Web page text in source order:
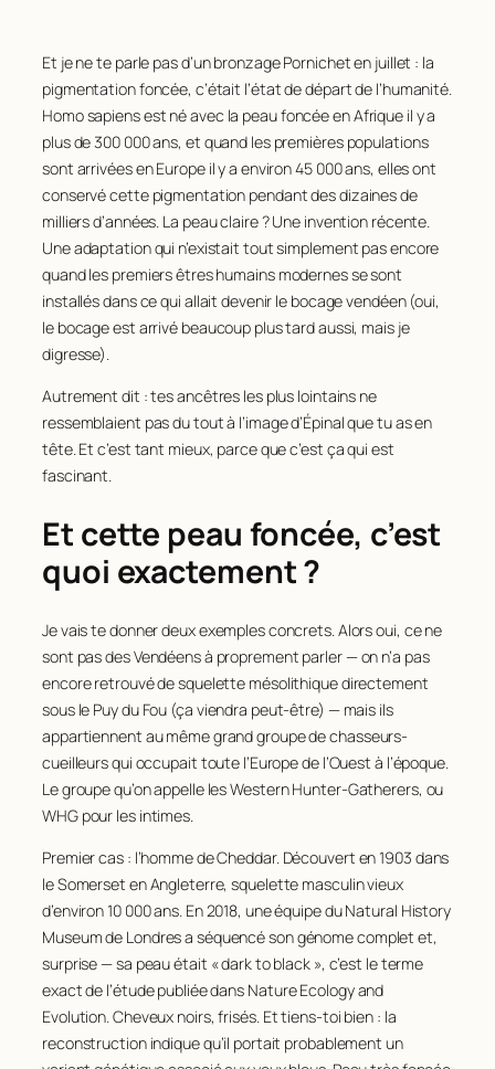
Et je ne te parle pas d’un bronzage Pornichet en juillet : la
pigmentation foncée, c’était l’état de départ de l’humanité.
Homo sapiensest né avec la peau foncée en Afrique il y a
plus de 300 000 ans, et quand les premières populations
sont arrivées en Europe il y a environ 45 000 ans, elles ont
conservé cette pigmentation pendant des dizaines de
milliers d’années. La peau claire ? Une invention récente.
Une adaptation qui n’existait tout simplement pas encore
quand les premiers êtres humains modernes se sont
installés dans ce qui allait devenir le bocage vendéen (oui,
le bocage est arrivé beaucoup plus tard aussi, mais je
digresse).
Autrement dit : tes ancêtres les plus lointains ne
ressemblaient pas du tout à l’image d’Épinal que tu as en
tête. Et c’est tant mieux, parce que c’est ça qui est
fascinant.
Et cette peau foncée, c’est
quoi exactement ?
Je vais te donner deux exemples concrets. Alors oui, ce ne
sont pas des Vendéens à proprement parler — on n’a pas
encore retrouvé de squelette mésolithique directement
sous le Puy du Fou (ça viendra peut-être) — mais ils
appartiennent au même grand groupe de chasseurs-
cueilleurs qui occupait toute l’Europe de l’Ouest à l’époque.
Le groupe qu’on appelle les Western Hunter-Gatherers, ou
WHG pour les intimes.
Premier cas : l’homme de Cheddar. Découvert en 1903 dans
le Somerset en Angleterre, squelette masculin vieux
d’environ 10 000 ans. En 2018, une équipe du Natural History
Museum de Londres a séquencé son génome complet et,
surprise — sa peau était « dark to black », c’est le terme
exact de l’étude publiée dans Nature Ecology and
Evolution. Cheveux noirs, frisés. Et tiens-toi bien : la
reconstruction indique qu’il portait probablement un